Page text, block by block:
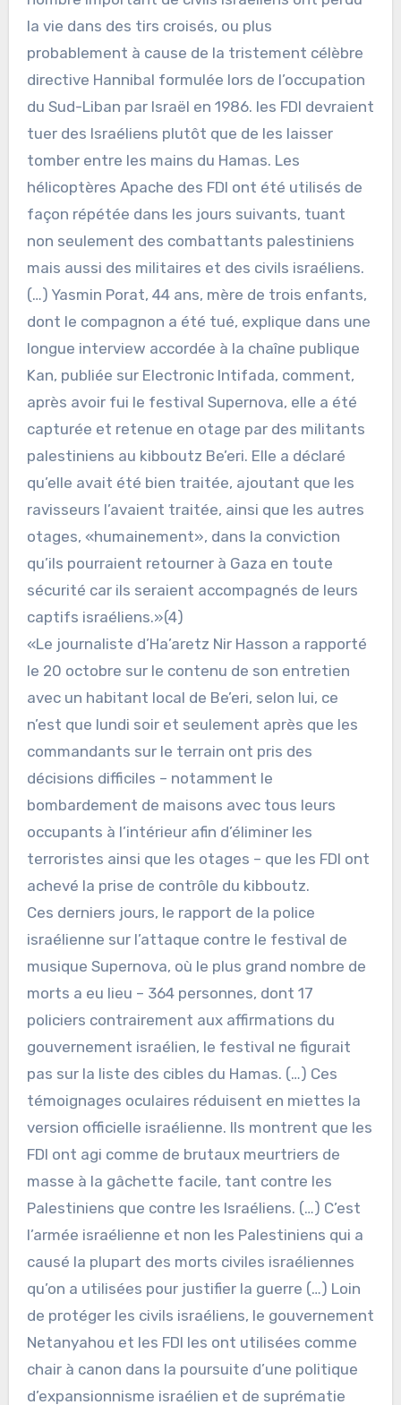
la vie dans des tirs croisés, ou plus
probablement à cause de la tristement célèbre
directive Hannibal formulée lors de l’occupation
du Sud-Liban par Israël en 1986. les FDI devraient
tuer des Israéliens plutôt que de les laisser
tomber entre les mains du Hamas. Les
hélicoptères Apache des FDI ont été utilisés de
façon répétée dans les jours suivants, tuant
non seulement des combattants palestiniens
mais aussi des militaires et des civils israéliens.
(…) Yasmin Porat, 44 ans, mère de trois enfants,
dont le compagnon a été tué, explique dans une
longue interview accordée à la chaîne publique
Kan, publiée sur Electronic Intifada, comment,
après avoir fui le festival Supernova, elle a été
capturée et retenue en otage par des militants
palestiniens au kibboutz Be’eri. Elle a déclaré
qu’elle avait été bien traitée, ajoutant que les
ravisseurs l’avaient traitée, ainsi que les autres
otages, «humainement», dans la conviction
qu’ils pourraient retourner à Gaza en toute
sécurité car ils seraient accompagnés de leurs
captifs israéliens.»(4)
«Le journaliste d’Ha’aretz Nir Hasson a rapporté
le 20 octobre sur le contenu de son entretien
avec un habitant local de Be’eri, selon lui, ce
n’est que lundi soir et seulement après que les
commandants sur le terrain ont pris des
décisions difficiles – notamment le
bombardement de maisons avec tous leurs
occupants à l’intérieur afin d’éliminer les
terroristes ainsi que les otages – que les FDI ont
achevé la prise de contrôle du kibboutz.
Ces derniers jours, le rapport de la police
israélienne sur l’attaque contre le festival de
musique Supernova, où le plus grand nombre de
morts a eu lieu – 364 personnes, dont 17
policiers contrairement aux affirmations du
gouvernement israélien, le festival ne figurait
pas sur la liste des cibles du Hamas. (…) Ces
témoignages oculaires réduisent en miettes la
version officielle israélienne. Ils montrent que les
FDI ont agi comme de brutaux meurtriers de
masse à la gâchette facile, tant contre les
Palestiniens que contre les Israéliens. (…) C’est
l’armée israélienne et non les Palestiniens qui a
causé la plupart des morts civiles israéliennes
qu’on a utilisées pour justifier la guerre (…) Loin
de protéger les civils israéliens, le gouvernement
Netanyahou et les FDI les ont utilisées comme
chair à canon dans la poursuite d’une politique
d’expansionnisme israélien et de suprématie